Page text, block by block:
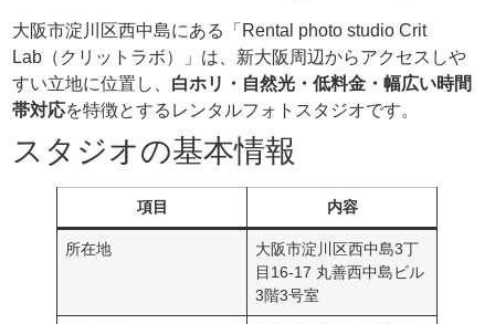
大阪市淀川区西中島にある「Rental photo studio Crit
Lab（クリットラボ）」は、新大阪周辺からアクセスしや
すい立地に位置し、 白ホリ・自然光・低料金・幅広い時間
帯対応を特徴とするレンタルフォトスタジオです。
スタジオの基本情報
項目 内容
所在地
大阪市淀川区西中島3丁
目16-17 丸善西中島ビル
3階3号室